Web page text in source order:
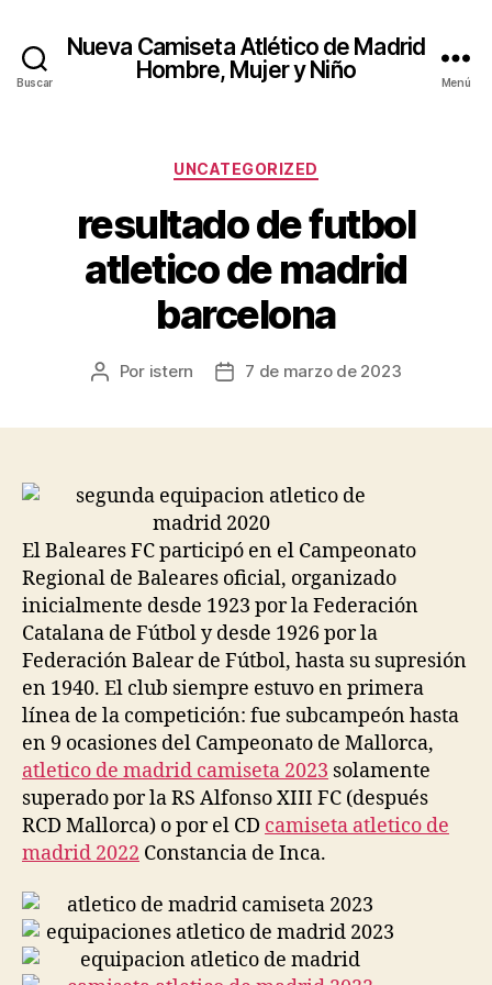
Buscar
Nueva Camiseta Atlético de Madrid
Hombre, Mujer y Niño
Menú
Categorías
UNCATEGORIZED
resultado de futbol
atletico de madrid
barcelona
Autor
Por istern
Fecha7 de marzo de 2023
El Baleares FC participó en el Campeonato
Regional de Baleares oficial, organizado
inicialmente desde 1923 por la Federación
Catalana de Fútbol y desde 1926 por la
Federación Balear de Fútbol, hasta su supresión
en 1940. El club siempre estuvo en primera
línea de la competición: fue subcampeón hasta
en 9 ocasiones del Campeonato de Mallorca,
atletico de madrid camiseta 2023 solamente
superado por la RS Alfonso XIII FC (después
RCD Mallorca) o por el CD camiseta atletico de
madrid 2022 Constancia de Inca.